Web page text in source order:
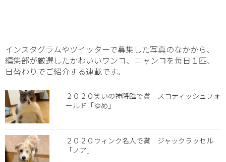
インスタグラムやツイッターで募集した写真のなかから、
編集部が厳選したかわいいワンコ、ニャンコを毎日１匹、
日替わりでご紹介する連載です。
２０２０笑いの神降臨で賞 スコティッシュフォ
ールド「ゆめ」
２０２０ウィンク名人で賞 ジャックラッセル
「ノア」